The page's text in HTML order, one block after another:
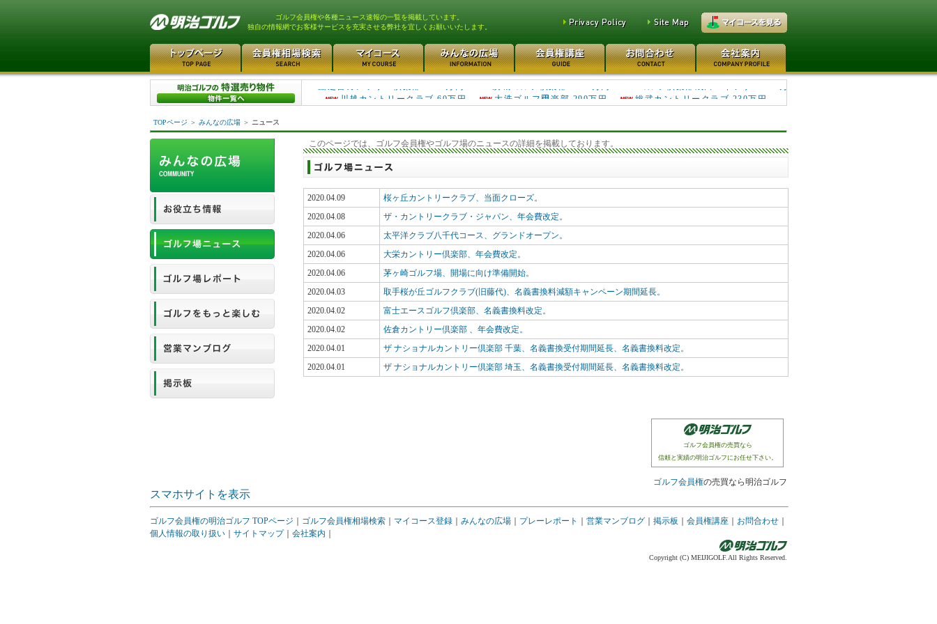
ゴルフ会員権や各種ニュース速報の一覧を掲載しています。
独自の情報網でお客様サービスを充実させる弊社を宜しくお願いいたします。
川越カントリークラブ 60万円 大洗ゴルフ倶楽部 290万円 総武カントリークラブ 230万円
鷹之台カンツリー倶楽部 1950万円 茨城ゴルフ倶楽部 1100万円
ゴルフ倶楽部成田ハイツリ... 100万
円
TOPページ ＞ みんなの広場 ＞ ニュース
このページでは、ゴルフ会員権やゴルフ場のニュースの詳細を掲載しております。
2020.04.09
桜ヶ丘カントリークラブ、当面クローズ。
2020.04.08
ザ・カントリークラブ・ジャパン、年会費改定。
2020.04.06
太平洋クラブ八千代コース、グランドオープン。
2020.04.06
大栄カントリー倶楽部、年会費改定。
2020.04.06
茅ヶ崎ゴルフ場、開場に向け準備開始。
2020.04.03
取手桜が丘ゴルフクラブ(旧藤代)、名義書換料減額キャンペーン期間延長。
2020.04.02
富士エースゴルフ倶楽部、名義書換料改定。
2020.04.02
佐倉カントリー倶楽部 、年会費改定。
2020.04.01
ザ ナショナルカントリー倶楽部 千葉、名義書換受付期間延長、名義書換料改定。
2020.04.01
ザ ナショナルカントリー倶楽部 埼玉、名義書換受付期間延長、名義書換料改定。
ゴルフ会員権の売買なら
信頼と実績の明治ゴルフにお任せ下さい。
ゴルフ会員権の売買なら明治ゴルフ
スマホサイトを表示
ゴルフ会員権の明治ゴルフ TOPページ ゴルフ会員権相場検索 マイコース登録 みんなの広場 プレーレポート 営業マンブログ 掲示板 会員権講座 お問合わせ
個人情報の取り扱い
サイトマップ｜ 会社案内
Copyright (C) MEIJIGOLF.All Rights Reserved.